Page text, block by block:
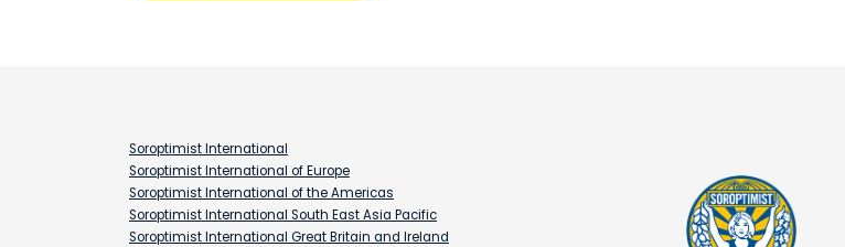
Soroptimist International
Soroptimist International of Europe
Soroptimist International of the Americas
Soroptimist International South East Asia Pacific
Soroptimist International Great Britain and Ireland